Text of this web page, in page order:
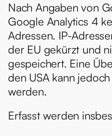
Nach Angaben von
Google Analytics 4
Adressen. IP-
der EU gekürzt und
gespeichert. Eine
den USA kann
werden.
Erfasst werden